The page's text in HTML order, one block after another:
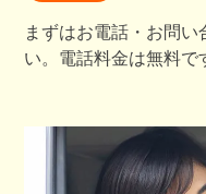
まずはお電話・お問い
い。電話料金は無料で